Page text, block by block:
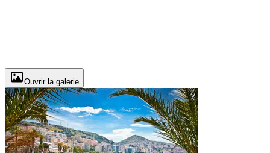
Ouvrir la galerie